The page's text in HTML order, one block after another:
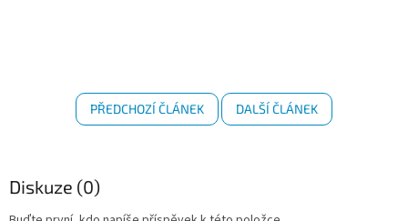
PŘEDCHOZÍ ČLÁNEK DALŠÍ ČLÁNEK
Diskuze (0)